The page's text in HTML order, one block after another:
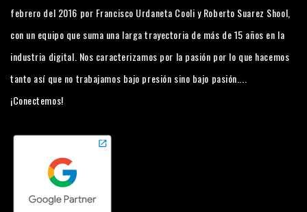
febrero del 2016 por Francisco Urdaneta Cooli y Roberto Suarez Shool,
con un equipo que suma una larga trayectoria de más de 15 años en la
industria digital. Nos caracterizamos por la pasión por lo que hacemos
tanto así que no trabajamos bajo presión sino bajo pasión....
¡Conectemos!